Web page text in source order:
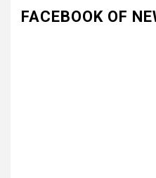
FACEBOOK OF